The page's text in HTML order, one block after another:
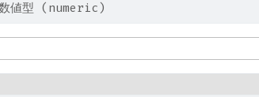
値型 (numeric)